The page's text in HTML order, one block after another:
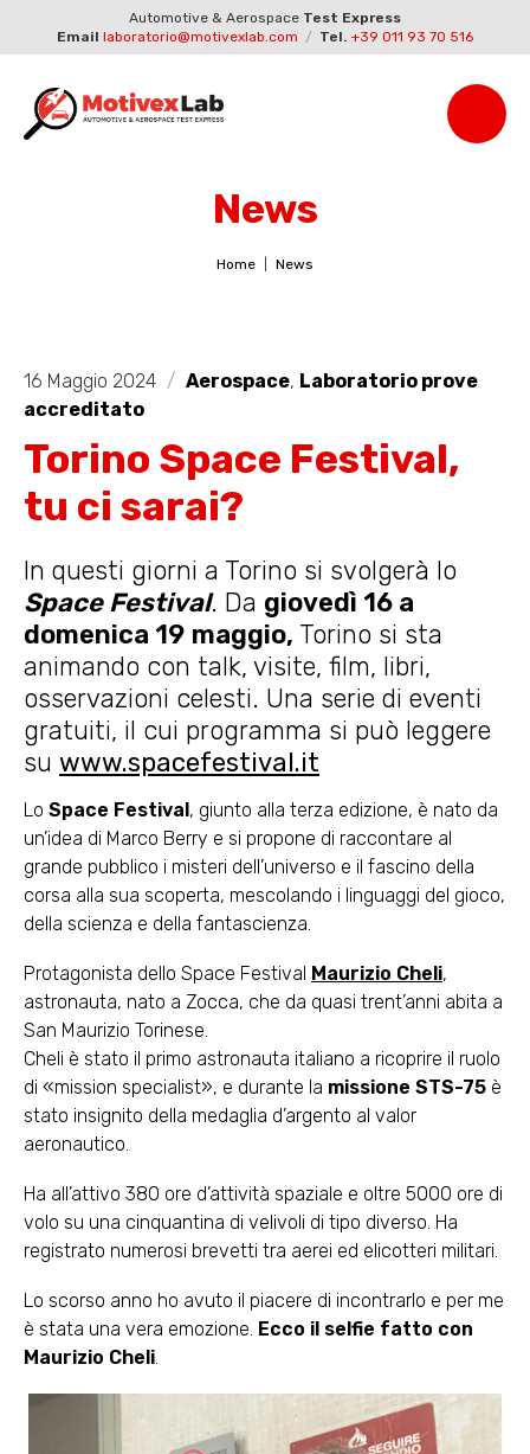
Automotive & Aerospace Test Express
Email laboratorio@motivexlab.com / Tel. +39 011 93 70 516
News
Home News
16 Maggio 2024 / Aerospace, Laboratorio prove
accreditato
Torino Space Festival,
tu ci sarai?
In questi giorni a Torino si svolgerà lo
Space Festival. Da giovedì 16 a
domenica 19 maggio, Torino si sta
animando con talk, visite, film, libri,
osservazioni celesti. Una serie di eventi
gratuiti, il cui programma si può leggere
su www.spacefestival.it
Lo Space Festival, giunto alla terza edizione, è nato da
un’idea di Marco Berry e si propone di raccontare al
grande pubblico i misteri dell’universo e il fascino della
corsa alla sua scoperta, mescolando i linguaggi del gioco,
della scienza e della fantascienza.
Protagonista dello Space Festival Maurizio Cheli,
astronauta, nato a Zocca, che da quasi trent’anni abita a
San Maurizio Torinese.
Cheli è stato il primo astronauta italiano a ricoprire il ruolo
di «mission specialist», e durante la missione STS-75è
stato insignito della medaglia d’argento al valor
aeronautico.
Ha all’attivo 380 ore d’attività spaziale e oltre 5000 ore di
volo su una cinquantina di velivoli di tipo diverso. Ha
registrato numerosi brevetti tra aerei ed elicotteri militari.
Lo scorso anno ho avuto il piacere di incontrarlo e per me
è stata una vera emozione. Ecco il selfie fatto con
Maurizio Cheli.